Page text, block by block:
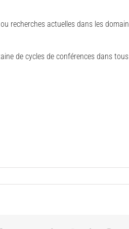
recherches actuelles dans les
de cycles de conférences dans